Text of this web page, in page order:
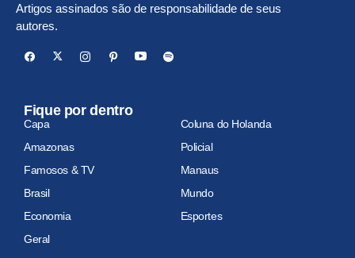
Artigos assinados são de responsabilidade de seus
autores.
Fique por dentro
Capa
Coluna do Holanda
Amazonas
Policial
Famosos & TV
Manaus
Brasil
Mundo
Economia
Esportes
Geral